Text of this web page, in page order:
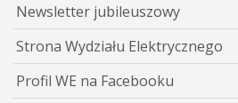
Newsletter jubileuszowy
Strona Wydziału Elektrycznego
Profil WE na Facebooku